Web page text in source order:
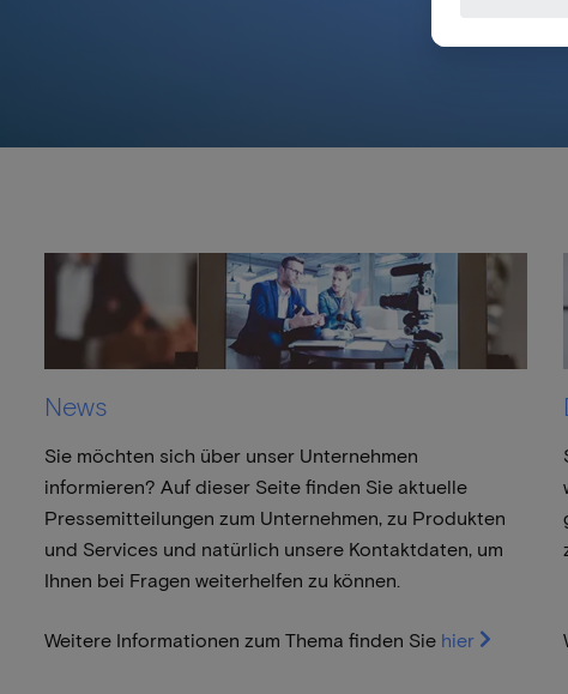
News
Sie möchten sich über unser Unternehmen
informieren? Auf dieser Seite finden Sie aktuelle
Pressemitteilungen zum Unternehmen, zu Produkten
und Services und natürlich unsere Kontaktdaten, um
Ihnen bei Fragen weiterhelfen zu können.
Weitere Informationen zum Thema finden Sie hier